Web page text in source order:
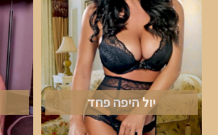
יול היפה פחד